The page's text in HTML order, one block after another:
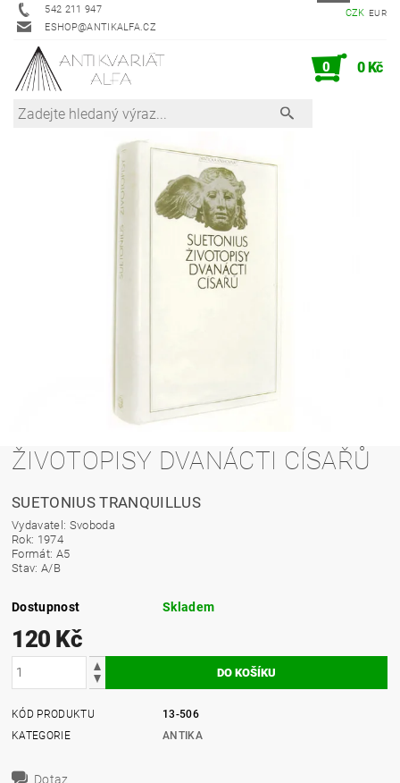
542 211 947
ESHOP@ANTIKALFA.CZ
CZK EUR
0 0 Kč
ŽIVOTOPISY DVANÁCTI CÍSAŘŮ
SUETONIUS TRANQUILLUS
Vydavatel: Svoboda
Rok: 1974
Formát: A5
Stav: A/B
Dostupnost Skladem
120 Kč
KÓD PRODUKTU
13-506
KATEGORIE
ANTIKA
Dotaz